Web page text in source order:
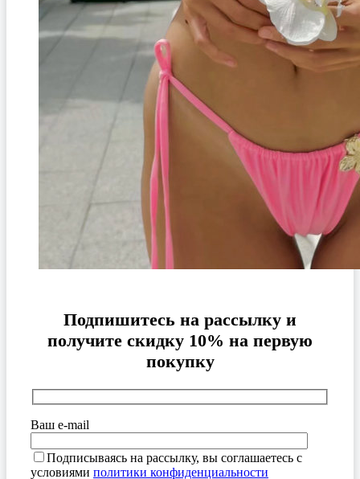
Подпишитесь на рассылку и
получите скидку 10% на первую
покупку
Ваш e-mail
Подписываясь на рассылку, вы соглашаетесь с
условиями политики конфиденциальности